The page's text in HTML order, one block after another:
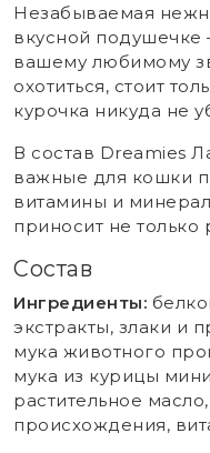
Незабываемая
вкусной подушечке
вашему любимому
охотиться, стоит
курочка никуда не
В состав Dreamies
важные для кошки
витамины и
приносит не только
Состав
Ингредиенты:
экстракты, злаки и
мука животного
мука из курицы
растительное
происхождения,